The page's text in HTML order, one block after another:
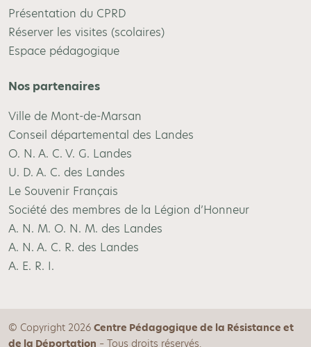
Présentation du CPRD
Réserver les visites (scolaires)
Espace pédagogique
Nos partenaires
Ville de Mont-de-Marsan
Conseil départemental des Landes
O. N. A. C. V. G. Landes
U. D. A. C. des Landes
Le Souvenir Français
Société des membres de la Légion d’Honneur
A. N. M. O. N. M. des Landes
A. N. A. C. R. des Landes
A. E. R. I.
© Copyright 2026 Centre Pédagogique de la Résistance et
de la Déportation – Tous droits réservés.